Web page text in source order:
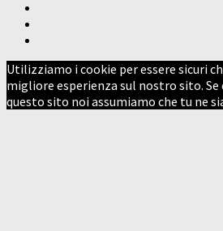
Utilizziamo i cookie per essere sicuri
migliore esperienza sul nostro sito.
questo sito noi assumiamo che tu ne